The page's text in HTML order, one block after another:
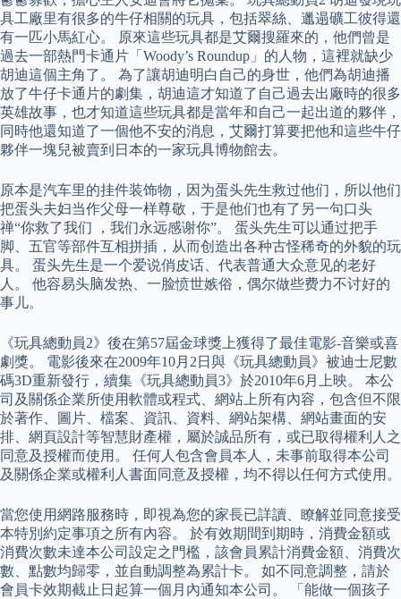
具工廠里有很多的牛仔相關的玩具，包括翠絲、邋遢礦工彼得還
有一匹小馬紅心。 原來這些玩具都是艾爾搜羅來的，他們曾是
過去一部熱門卡通片「Woody’s Roundup」的人物，這裡就缺少
胡迪這個主角了。 為了讓胡迪明白自己的身世，他們為胡迪播
放了牛仔卡通片的劇集，胡迪這才知道了自己過去出廠時的很多
英雄故事，也才知道這些玩具都是當年和自己一起出道的夥伴，
同時他還知道了一個他不安的消息，艾爾打算要把他和這些牛仔
夥伴一塊兒被賣到日本的一家玩具博物館去。
原本是汽车里的挂件装饰物，因为蛋头先生救过他们，所以他们
把蛋头夫妇当作父母一样尊敬，于是他们也有了另一句口头
禅“你救了我们 ，我们永远感谢你”。 蛋头先生可以通过把手
脚、五官等部件互相拼插，从而创造出各种古怪稀奇的外貌的玩
具。 蛋头先生是一个爱说俏皮话、代表普通大众意见的老好
人。 他容易头脑发热、一脸愤世嫉俗，偶尔做些费力不讨好的
事儿。
《玩具總動員2》後在第57屆金球獎上獲得了最佳電影-音樂或喜
劇獎。 電影後來在2009年10月2日與《玩具總動員》被迪士尼數
碼3D重新發行，續集《玩具總動員3》於2010年6月上映。 本公
司及關係企業所使用軟體或程式、網站上所有內容，包含但不限
於著作、圖片、檔案、資訊、資料、網站架構、網站畫面的安
排、網頁設計等智慧財產權，屬於誠品所有，或已取得權利人之
同意及授權而使用。 任何人包含會員本人，未事前取得本公司
及關係企業或權利人書面同意及授權，均不得以任何方式使用。
當您使用網路服務時，即視為您的家長已詳讀、瞭解並同意接受
本特別約定事項之所有內容。 於有效期間到期時，消費金額或
消費次數未達本公司設定之門檻，該會員累計消費金額、消費次
數、點數均歸零，並自動調整為累計卡。 如不同意調整，請於
會員卡效期截止日起算一個月內通知本公司。 「能做一個孩子